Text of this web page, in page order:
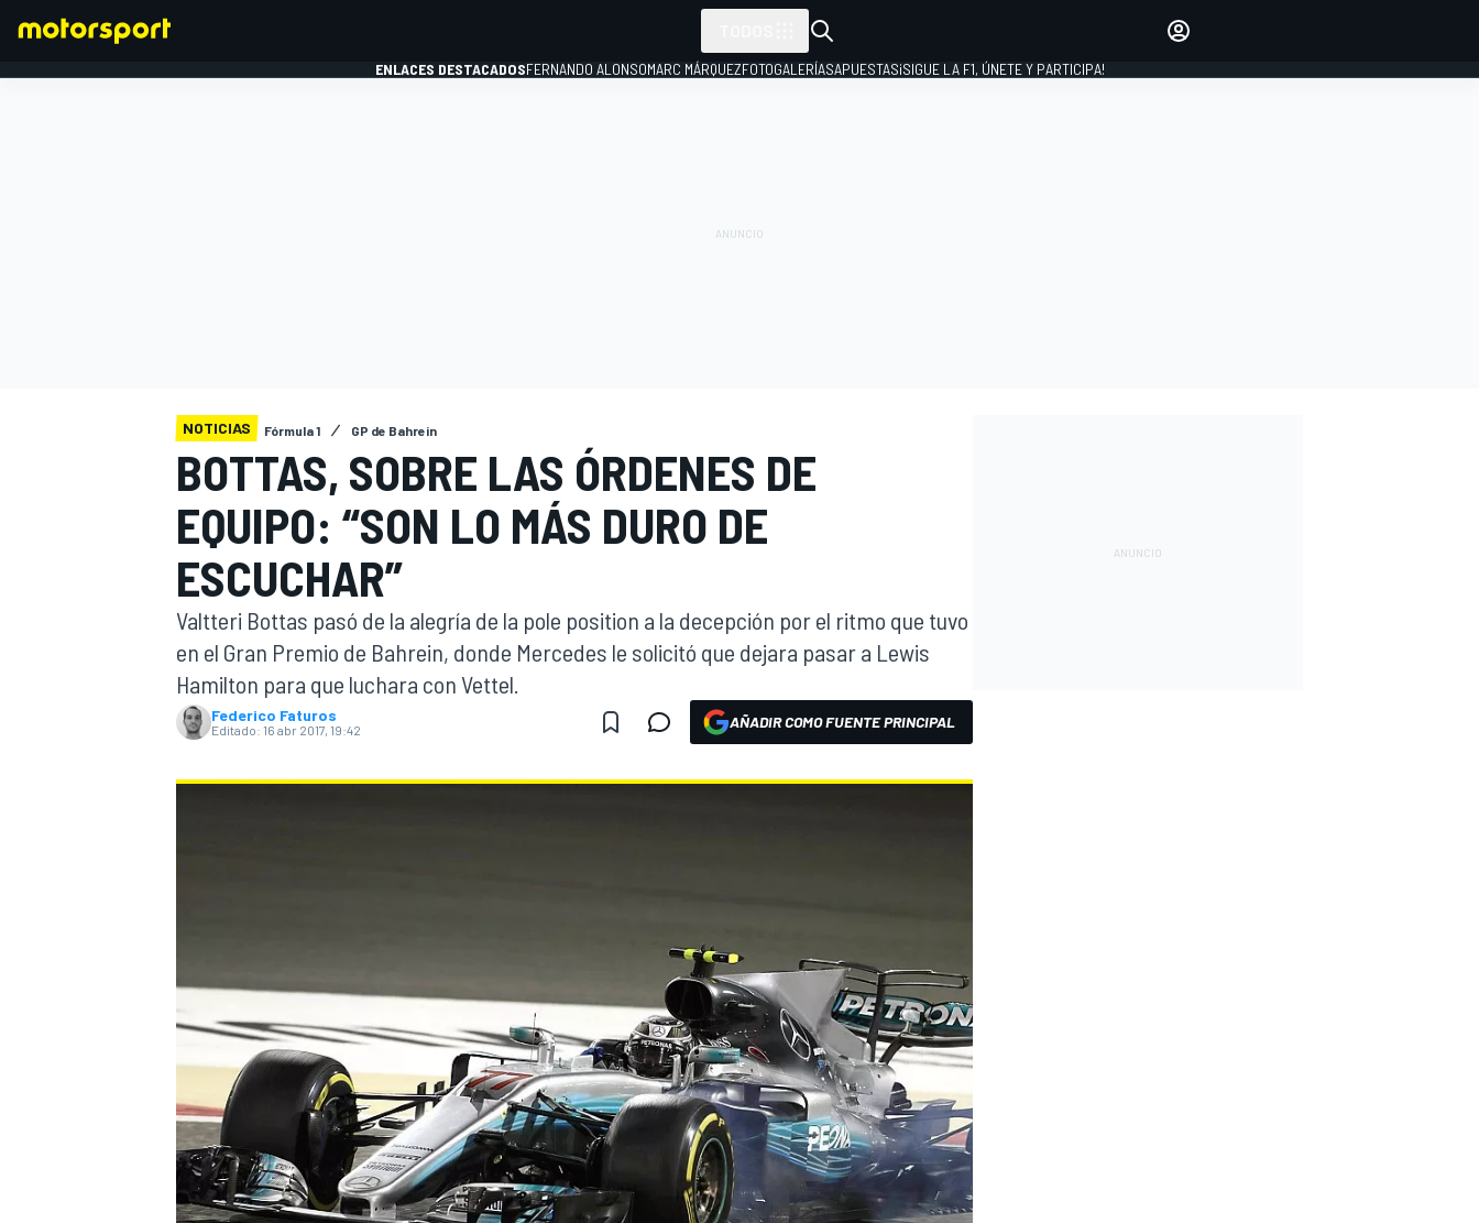
INDYCAR
ENLACES DESTACADOSFERNANDO ALONSOMARC MÁRQUEZFOTOGALERÍASAPUESTAS¡SIGUE LA F1, ÚNETE Y PARTICIPA!
NOTICIAS Fórmula 1 GP de Bahrein
BOTTAS, SOBRE LAS ÓRDENES DE
EQUIPO: “SON LO MÁS DURO DE
ESCUCHAR”
Valtteri Bottas pasó de la alegría de la pole position a la decepción por el ritmo que tuvo
en el Gran Premio de Bahrein, donde Mercedes le solicitó que dejara pasar a Lewis
Hamilton para que luchara con Vettel.
Federico Faturos
Editado: 16 abr 2017, 19:42 AÑADIR COMO FUENTE PRINCIPAL